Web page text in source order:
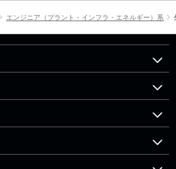
エンジニア（プラント・インフラ・エネルギー）系